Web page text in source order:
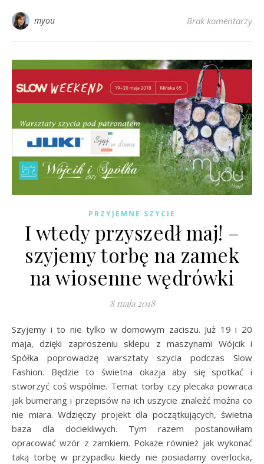
myou Brak komentarzy
PRZYJEMNE SZYCIE
I wtedy przyszedł maj! –
szyjemy torbę na zamek
na wiosenne wędrówki
8 maja 2018
Szyjemy i to nie tylko w domowym zaciszu. Już 19 i 20
maja, dzięki zaproszeniu sklepu z maszynami Wójcik i
Spółka poprowadzę warsztaty szycia podczas Slow
Fashion. Będzie to świetna okazja aby się spotkać i
stworzyć coś wspólnie. Temat torby czy plecaka powraca
jak bumerang i przepisów na ich uszycie znaleźć można co
nie miara. Wdzięczy projekt dla początkujących, świetna
baza dla dociekliwych. Tym razem postanowiłam
opracować wzór z zamkiem. Pokaże również jak wykonać
taką torbę w przypadku kiedy nie posiadamy overlocka,